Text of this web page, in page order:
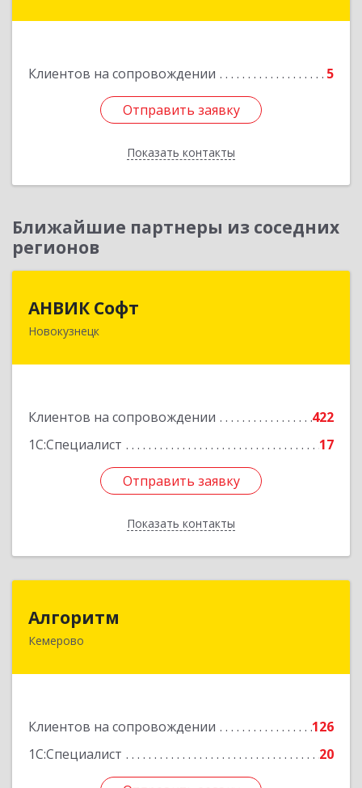
Клиентов на сопровождении 5
Отправить заявку
Показать контакты
Отправить заявку
Назад
Ближайшие партнеры из соседних
регионов
АНВИК Софт
Новокузнецк
Клиентов на сопровождении
422
1С:Специалист
17
Отправить заявку
Показать контакты
654079, Кемеровская область - Кузбасс,
Отправить заявку
Назад
Алгоритм
Кемерово
Клиентов на сопровождении
126
1С:Специалист
20